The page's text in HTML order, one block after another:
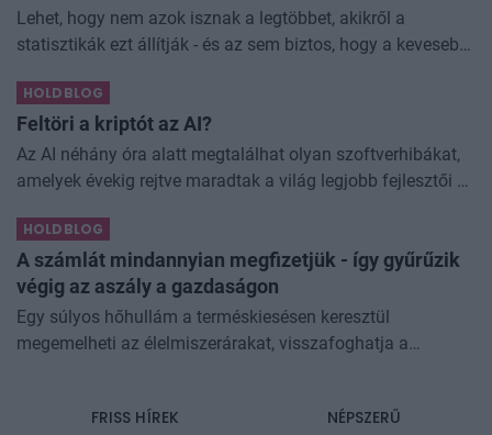
Lehet, hogy nem azok isznak a legtöbbet, akikről a
statisztikák ezt állítják - és az sem biztos, hogy a kevesebb
Kevesebb alkoholt iszunk
HOLDBLOG
Feltöri a kriptót az AI?
Az AI néhány óra alatt megtalálhat olyan szoftverhibákat,
amelyek évekig rejtve maradtak a világ legjobb fejlesztői és
különösen nagy...
HOLDBLOG
A számlát mindannyian megfizetjük - így gyűrűzik
végig az aszály a gazdaságon
Egy súlyos hőhullám a terméskiesésen keresztül
megemelheti az élelmiszerárakat, visszafoghatja a
FRISS HÍREK NÉPSZERŰ